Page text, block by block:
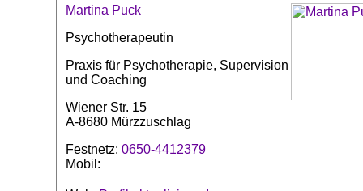
Martina Puck
Psychotherapeutin
Praxis für Psychotherapie, Supervision
und Coaching
Wiener Str. 15
A-8680 Mürzzuschlag
Festnetz: 0650-4412379
Mobil: